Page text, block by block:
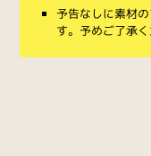
予告なしに素材
す。予めご了承く